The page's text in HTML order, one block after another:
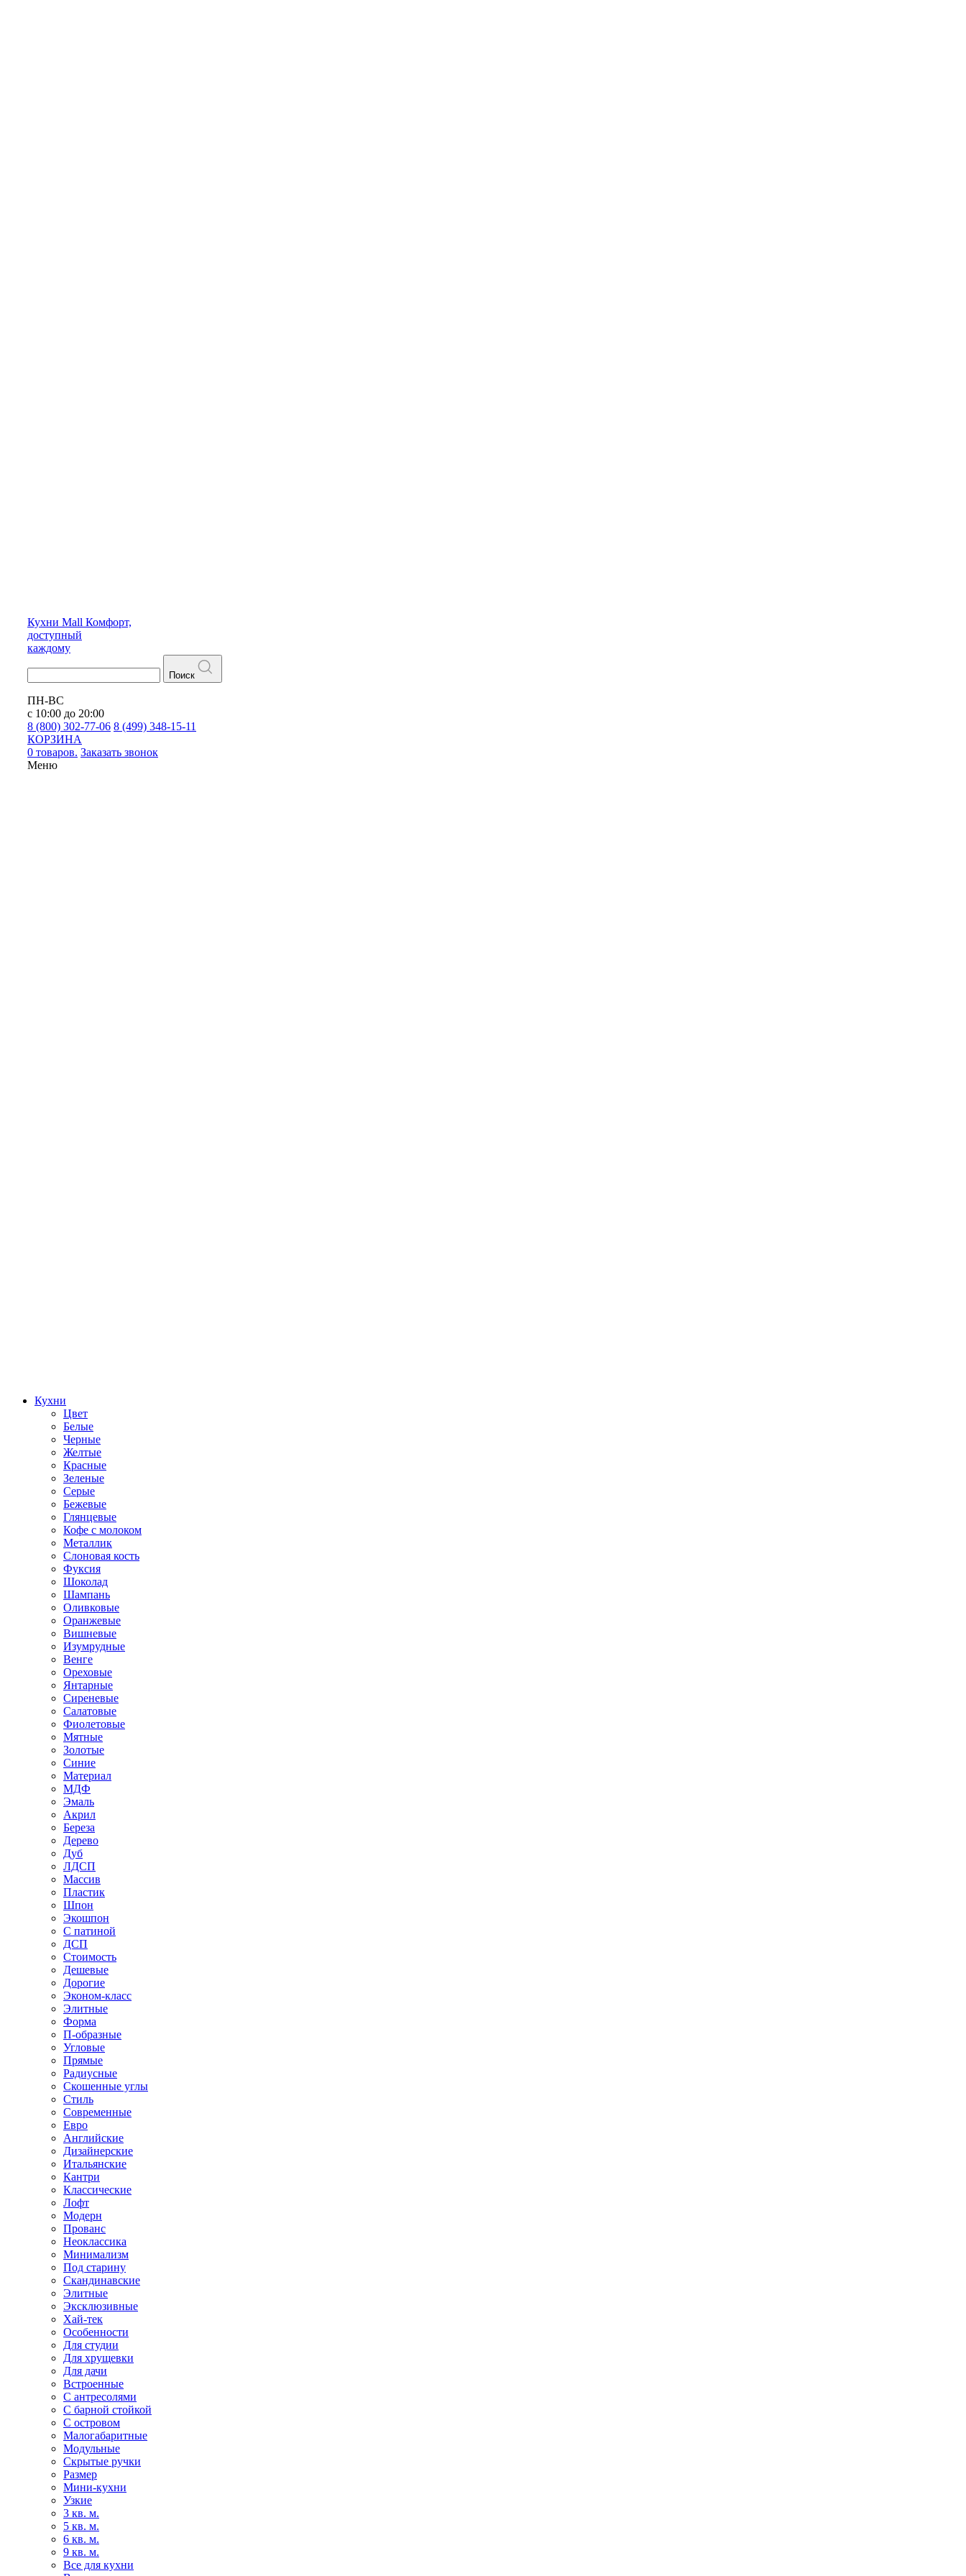
Кухни Mall Комфорт,
доступный
каждому
Поиск
ПН-ВС
с 10:00 до 20:00
8 (800) 302-77-06 8 (499) 348-15-11
КОРЗИНА
0 товаров. Заказать звонок
Меню
Кухни
Цвет
Белые
Черные
Желтые
Красные
Зеленые
Серые
Бежевые
Глянцевые
Кофе с молоком
Металлик
Слоновая кость
Фуксия
Шоколад
Шампань
Оливковые
Оранжевые
Вишневые
Изумрудные
Венге
Ореховые
Янтарные
Сиреневые
Салатовые
Фиолетовые
Мятные
Золотые
Синие
Материал
МДФ
Эмаль
Акрил
Береза
Дерево
Дуб
ЛДСП
Массив
Пластик
Шпон
Экошпон
С патиной
ДСП
Стоимость
Дешевые
Дорогие
Эконом-класс
Элитные
Форма
П-образные
Угловые
Прямые
Радиусные
Скошенные углы
Стиль
Современные
Евро
Английские
Дизайнерские
Итальянские
Кантри
Классические
Лофт
Модерн
Прованс
Неоклассика
Минимализм
Под старину
Скандинавские
Элитные
Эксклюзивные
Хай-тек
Особенности
Для студии
Для хрущевки
Для дачи
Встроенные
С антресолями
С барной стойкой
С островом
Малогабаритные
Модульные
Скрытые ручки
Размер
Мини-кухни
Узкие
3 кв. м.
5 кв. м.
6 кв. м.
9 кв. м.
Все для кухни